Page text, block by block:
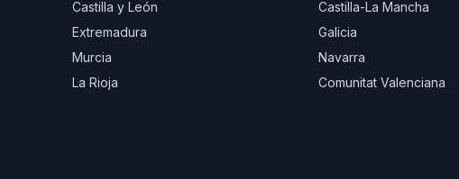
Castilla y León
Castilla-La Mancha
Extremadura
Galicia
Murcia
Navarra
La Rioja
Comunitat Valenciana